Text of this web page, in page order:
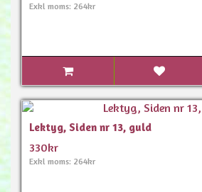
Exkl moms: 264kr
Lektyg, Siden nr 13, guld
330kr
Exkl moms: 264kr